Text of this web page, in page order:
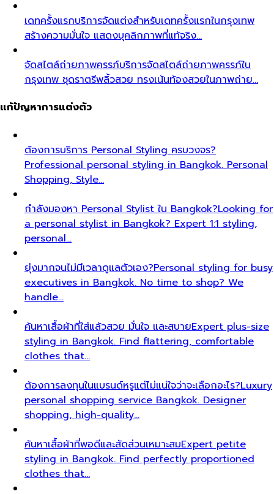
เดทครั้งแรกบริการจัดแต่งสำหรับเดทครั้งแรกในกรุงเทพ
สร้างความมั่นใจ แสดงบุคลิกภาพที่แท้จริง…
จัดสไตล์ถ่ายภาพครรภ์บริการจัดสไตล์ถ่ายภาพครรภ์ใน
กรุงเทพ ชุดราตรีพลิ้วสวย ทรงเน้นท้องสวยในภาพถ่าย…
แก้ปัญหาการแต่งตัว
ต้องการบริการ Personal Styling ครบวงจร?
Professional personal styling in Bangkok. Personal
Shopping, Style…
กำลังมองหา Personal Stylist ใน Bangkok?Looking for
a personal stylist in Bangkok? Expert 1:1 styling,
personal…
ยุ่งมากจนไม่มีเวลาดูแลตัวเอง?Personal styling for busy
executives in Bangkok. No time to shop? We
handle…
ค้นหาเสื้อผ้าที่ใส่แล้วสวย มั่นใจ และสบายExpert plus-size
styling in Bangkok. Find flattering, comfortable
clothes that…
ต้องการลงทุนในแบรนด์หรูแต่ไม่แน่ใจว่าจะเลือกอะไร?Luxury
personal shopping service Bangkok. Designer
shopping, high-quality…
ค้นหาเสื้อผ้าที่พอดีและสัดส่วนเหมาะสมExpert petite
styling in Bangkok. Find perfectly proportioned
clothes that…